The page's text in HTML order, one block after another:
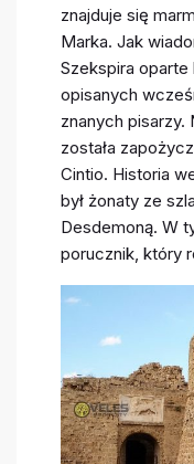
znajduje się
Marka. Jak
Szekspira oparte
opisanych
znanych pisarzy.
została
Cintio. Historia
był żonaty ze
Desdemoną. W
porucznik, który